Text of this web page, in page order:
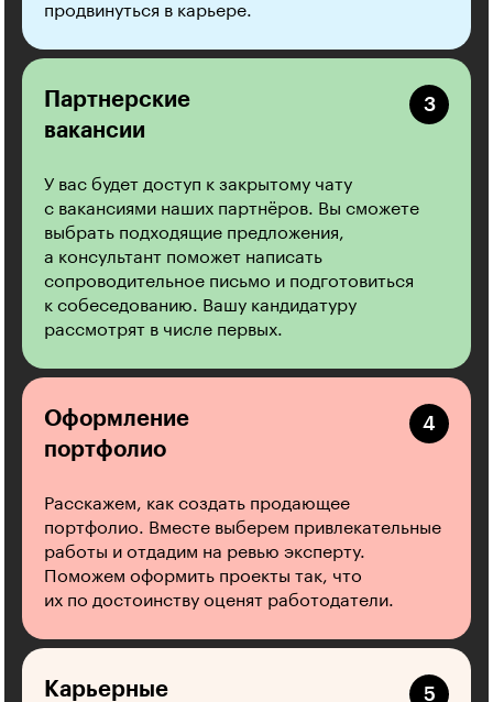
продвинуться в карьере.
Партнерские
вакансии
У вас будет доступ к закрытому чату
с вакансиями наших партнёров. Вы сможете
выбрать подходящие предложения,
а консультант поможет написать
сопроводительное письмо и подготовиться
к собеседованию. Вашу кандидатуру
рассмотрят в числе первых.
Оформление
портфолио
Расскажем, как создать продающее
портфолио. Вместе выберем привлекательные
работы и отдадим на ревью эксперту.
Поможем оформить проекты так, что
их по достоинству оценят работодатели.
Карьерные